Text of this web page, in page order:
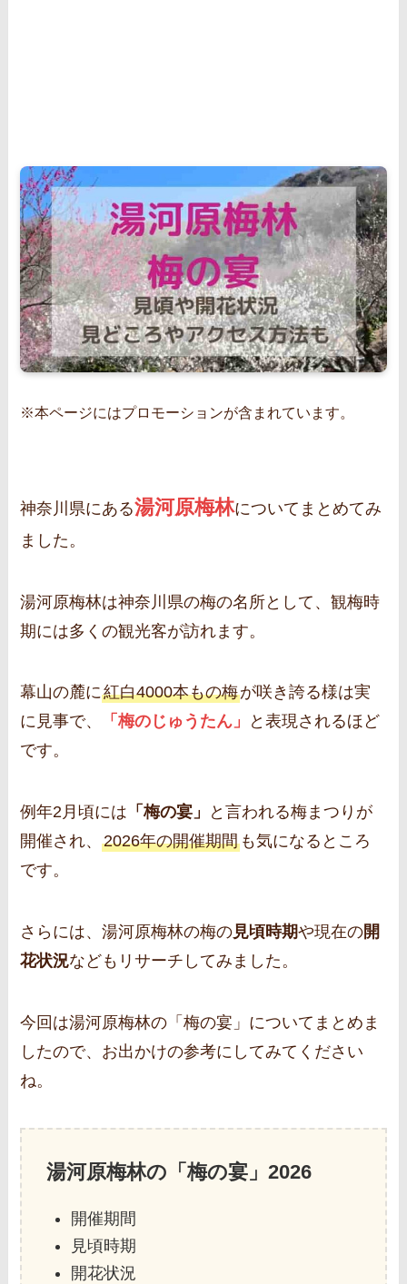
※本ページにはプロモーションが含まれています。
神奈川県にある湯河原梅林についてまとめてみ
ました。
湯河原梅林は神奈川県の梅の名所として、観梅時
期には多くの観光客が訪れます。
幕山の麓に紅白4000本もの梅が咲き誇る様は実
に見事で、
「梅のじゅうたん」
と表現されるほど
です。
例年2月頃には 「梅の宴」
と言われる梅まつりが
開催され、2026年の開催期間 も気になるところ
です。
さらには、湯河原梅林の梅の見頃時期や現在の開
花状況などもリサーチしてみました。
今回は湯河原梅林の「梅の宴」についてまとめま
したので、お出かけの参考にしてみてください
ね。
湯河原梅林の「梅の宴」2026
開催期間
見頃時期
開花状況